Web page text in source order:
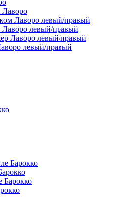
Лаворо
Лаворо левый/правый
левый/правый
Лаворо левый/правый
левый/правый
Барокко
Барокко